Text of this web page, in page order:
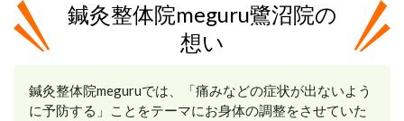
鍼灸整体院meguru鷺沼院の
想い
鍼灸整体院meguruでは、「痛みなどの症状が出ないよう
に予防する」ことをテーマにお身体の調整をさせていた